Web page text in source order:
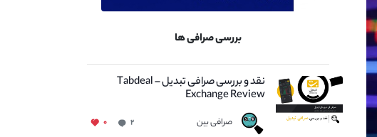
بررسی صرافی ها
نقد و بررسی صرافی تبدیل – Tabdeal
Exchange Review
صرافی بین ۲ ۰